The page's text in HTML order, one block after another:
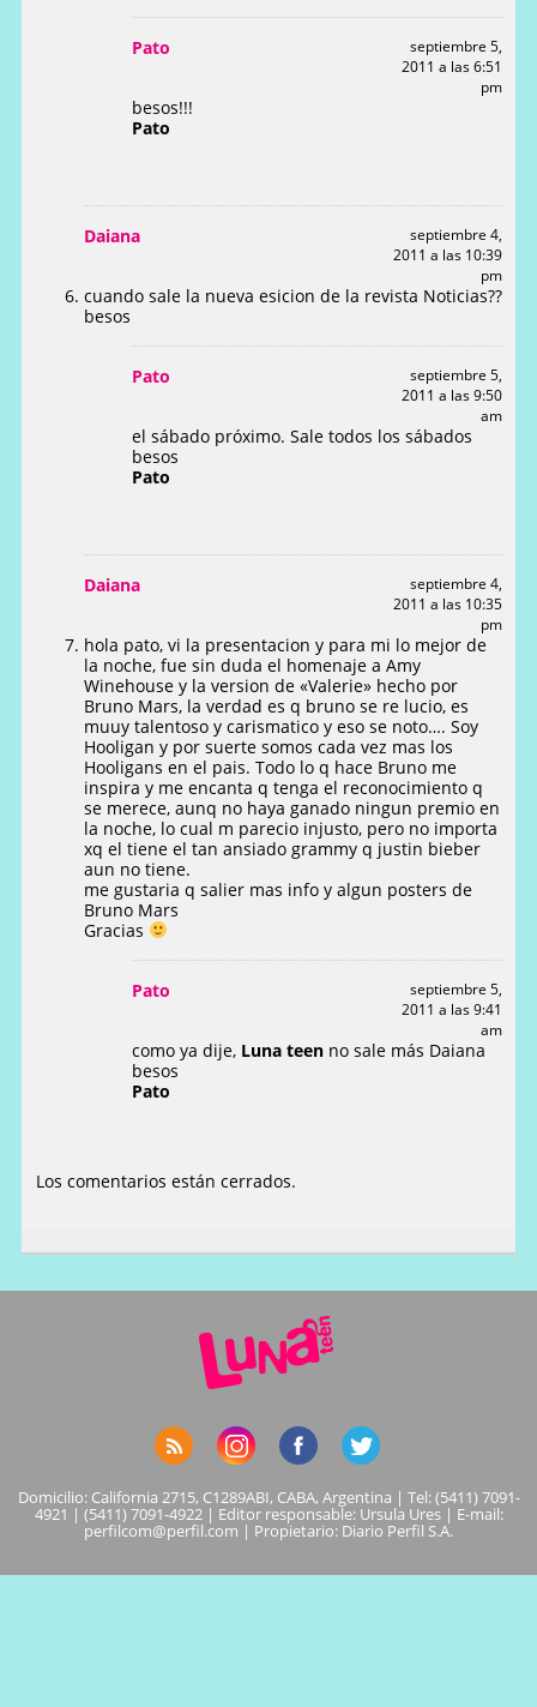
Pato
septiembre 5,
2011 a las 6:51
pm
besos!!!
Pato
Daiana
septiembre 4,
2011 a las 10:39
pm
cuando sale la nueva esicion de la revista Noticias??
besos
Pato
septiembre 5,
2011 a las 9:50
am
el sábado próximo. Sale todos los sábados
besos
Pato
Daiana
septiembre 4,
2011 a las 10:35
pm
hola pato, vi la presentacion y para mi lo mejor de
la noche, fue sin duda el homenaje a Amy
Winehouse y la version de «Valerie» hecho por
Bruno Mars, la verdad es q bruno se re lucio, es
muuy talentoso y carismatico y eso se noto…. Soy
Hooligan y por suerte somos cada vez mas los
Hooligans en el pais. Todo lo q hace Bruno me
inspira y me encanta q tenga el reconocimiento q
se merece, aunq no haya ganado ningun premio en
la noche, lo cual m parecio injusto, pero no importa
xq el tiene el tan ansiado grammy q justin bieber
aun no tiene.
me gustaria q salier mas info y algun posters de
Bruno Mars
Gracias
Pato
septiembre 5,
2011 a las 9:41
am
como ya dije, Luna teen no sale más Daiana
besos
Pato
Los comentarios están cerrados.
Domicilio: California 2715, C1289ABI, CABA, Argentina | Tel: (5411) 7091-
4921 | (5411) 7091-4922 | Editor responsable: Ursula Ures | E-mail:
perfilcom@perfil.com | Propietario: Diario Perfil S.A.